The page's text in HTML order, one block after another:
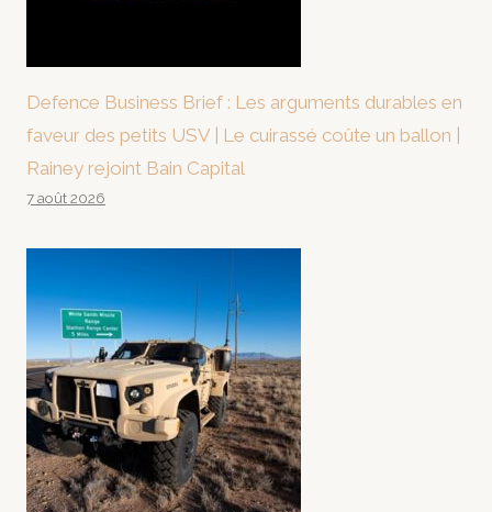
Defence Business Brief : Les arguments durables en
faveur des petits USV | Le cuirassé coûte un ballon |
Rainey rejoint Bain Capital
7 août 2026